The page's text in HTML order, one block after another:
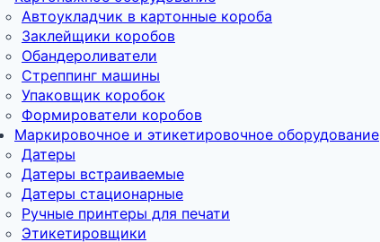
Автоукладчик в картонные короба
Заклейщики коробов
Обандероливатели
Стреппинг машины
Упаковщик коробок
Формирователи коробов
Маркировочное и этикетировочное оборудование
Датеры
Датеры встраиваемые
Датеры стационарные
Ручные принтеры для печати
Этикетировщики